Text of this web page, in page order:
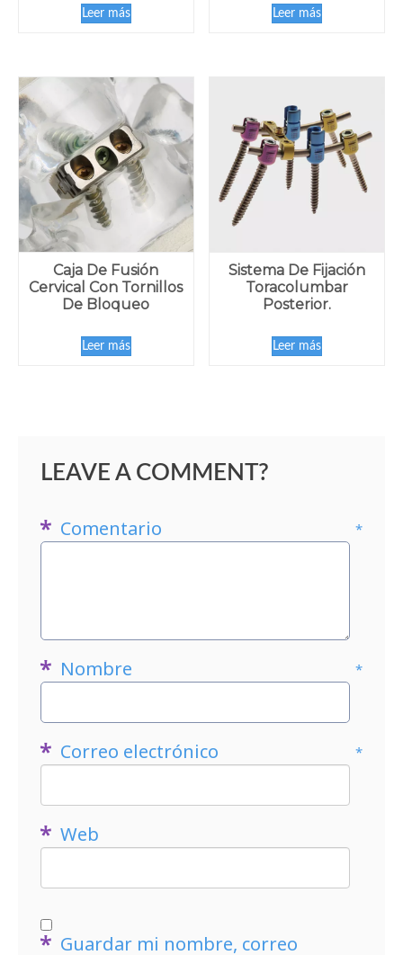
Leer más Leer más
Caja De Fusión
Cervical Con Tornillos
De Bloqueo
Leer más
Sistema De Fijación
Toracolumbar
Posterior.
Leer más
LEAVE A COMMENT?
Comentario *
Nombre *
Correo electrónico *
Web
Guardar mi nombre, correo